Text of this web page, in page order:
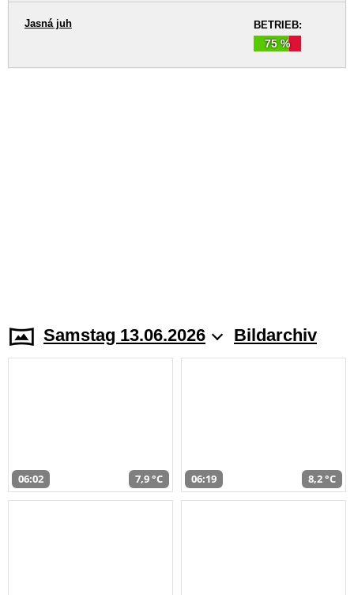
BETRIEB:
75 %
Jasná juh
Samstag 13.06.2026 Bildarchiv
06:02 7,9 °C 06:19 8,2 °C